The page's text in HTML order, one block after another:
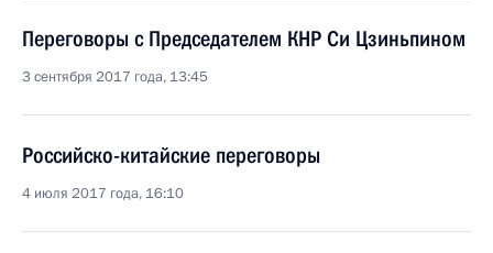
Переговоры с Председателем КНР Си Цзиньпином
3 сентября 2017 года, 13:45
Российско-китайские переговоры
4 июля 2017 года, 16:10